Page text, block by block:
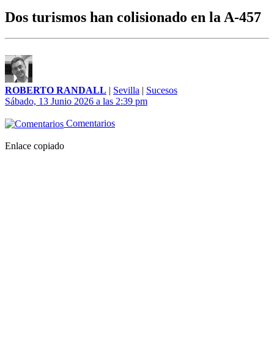
Dos turismos han colisionado en la A-457
ROBERTO RANDALL | Sevilla | Sucesos
Sábado, 13 Junio 2026 a las 2:39 pm
Comentarios
Enlace copiado